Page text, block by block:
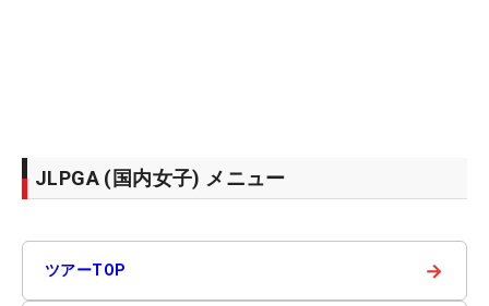
JLPGA (国内女子) メニュー
ツアーTOP →